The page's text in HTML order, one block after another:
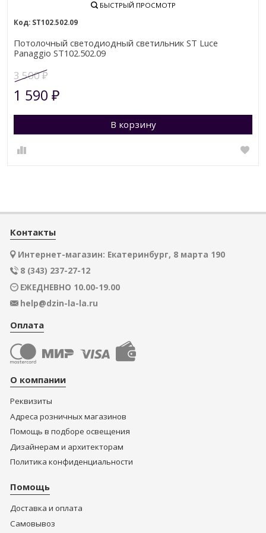
БЫСТРЫЙ ПРОСМОТР
ST102.502.09
Потолочный светодиодный светильник ST Luce
Panaggio ST102.502.09
3 500₽
1 590₽
В корзину
Контакты
Интернет-магазин: Екатеринбург, 8 марта 190
8 (343) 237-27-12
ЕЖЕДНЕВНО 10.00-19.00
help@dzin-la-la.ru
Оплата
О компании
Реквизиты
Адреса розничных магазинов
Помощь в подборе освещения
Дизайнерам и архитекторам
Политика конфиденциальности
Помощь
Доставка и оплата
Самовывоз